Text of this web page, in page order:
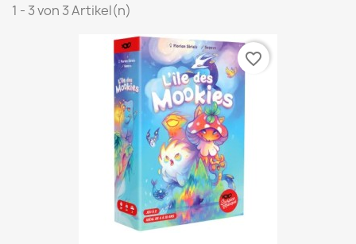
1 - 3 von 3 Artikel(n)
favorite_border